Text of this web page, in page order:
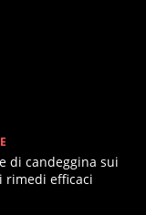
di candeggina sui
rimedi efficaci